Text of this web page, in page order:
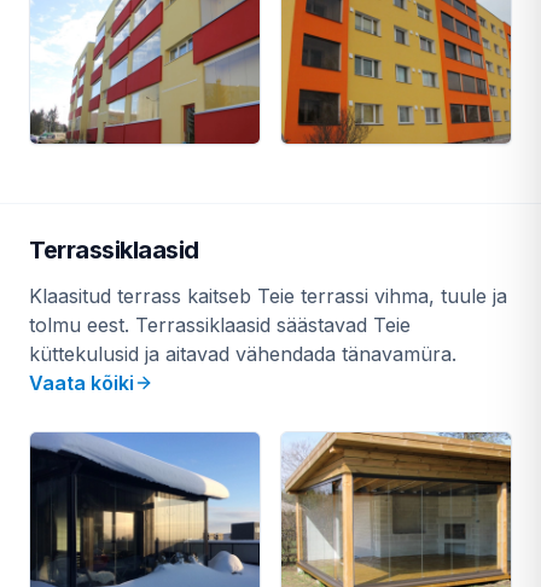
Terrassiklaasid
Klaasitud terrass kaitseb Teie terrassi vihma, tuule ja
tolmu eest. Terrassiklaasid säästavad Teie
küttekulusid ja aitavad vähendada tänavamüra.
Vaata kõiki